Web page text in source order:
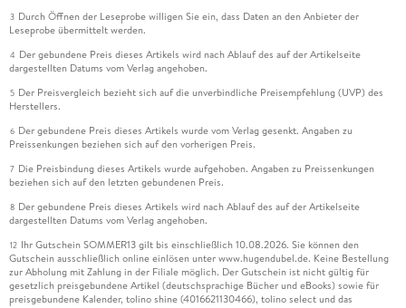
3 Durch Öffnen der Leseprobe willigen Sie ein, dass Daten an den Anbieter der
Leseprobe übermittelt werden.
4 Der gebundene Preis dieses Artikels wird nach Ablauf des auf der Artikelseite
dargestellten Datums vom Verlag angehoben.
5 Der Preisvergleich bezieht sich auf die unverbindliche Preisempfehlung (UVP) des
Herstellers.
6 Der gebundene Preis dieses Artikels wurde vom Verlag gesenkt. Angaben zu
Preissenkungen beziehen sich auf den vorherigen Preis.
7 Die Preisbindung dieses Artikels wurde aufgehoben. Angaben zu Preissenkungen
beziehen sich auf den letzten gebundenen Preis.
8 Der gebundene Preis dieses Artikels wird nach Ablauf des auf der Artikelseite
dargestellten Datums vom Verlag angehoben.
12 Ihr Gutschein SOMMER13 gilt bis einschließlich 10.08.2026. Sie können den
Gutschein ausschließlich online einlösen unter www.hugendubel.de. Keine Bestellung
zur Abholung mit Zahlung in der Filiale möglich. Der Gutschein ist nicht gültig für
gesetzlich preisgebundene Artikel (deutschsprachige Bücher und eBooks) sowie für
preisgebundene Kalender, tolino shine (4016621130466), tolino select und das